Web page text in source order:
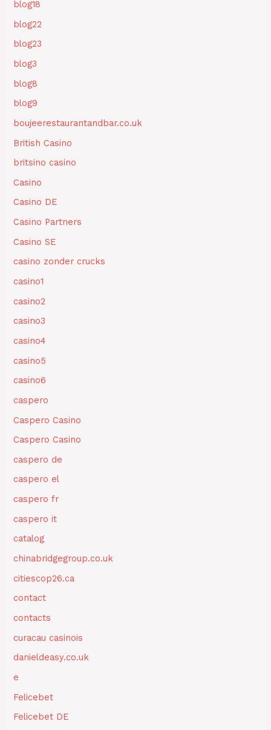
blog18
blog22
blog23
blog3
blog8
blog9
boujeerestaurantandbar.co.uk
British Casino
britsino casino
Casino
Casino DE
Casino Partners
Casino SE
casino zonder crucks
casino1
casino2
casino3
casino4
casino5
casino6
caspero
Caspero Casino
Caspero Casino
caspero de
caspero el
caspero fr
caspero it
catalog
chinabridgegroup.co.uk
citiescop26.ca
contact
contacts
curacau casinois
danieldeasy.co.uk
e
Felicebet
Felicebet DE